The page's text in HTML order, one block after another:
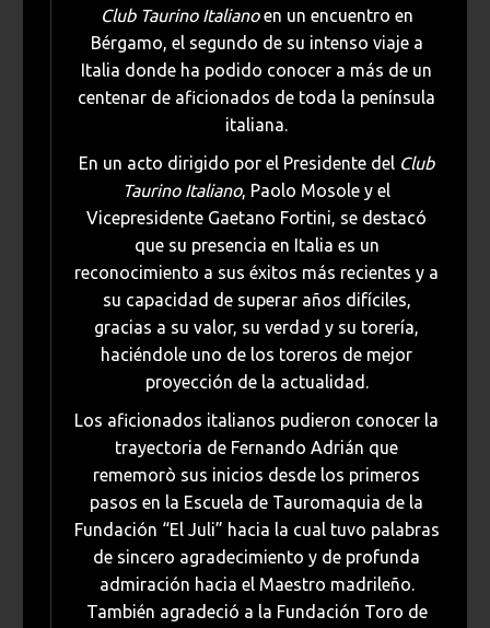
Club Taurino Italianoen un encuentro en
Bérgamo, el segundo de su intenso viaje a
Italia donde ha podido conocer a más de un
centenar de aficionados de toda la península
italiana.
En un acto dirigido por el Presidente del Club
Taurino Italiano, Paolo Mosole y el
Vicepresidente Gaetano Fortini, se destacó
que su presencia en Italia es un
reconocimiento a sus éxitos más recientes y a
su capacidad de superar años difíciles,
gracias a su valor, su verdad y su torería,
haciéndole uno de los toreros de mejor
proyección de la actualidad.
Los aficionados italianos pudieron conocer la
trayectoria de Fernando Adrián que
rememorò sus inicios desde los primeros
pasos en la Escuela de Tauromaquia de la
Fundación “El Juli” hacia la cual tuvo palabras
de sincero agradecimiento y de profunda
admiración hacia el Maestro madrileño.
También agradeció a la Fundación Toro de